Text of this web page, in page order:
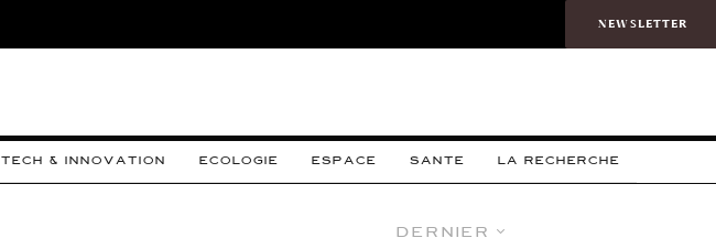
NEWSLETTER
TECH & INNOVATION ECOLOGIE ESPACE SANTE LA RECHERCHE
Dernier